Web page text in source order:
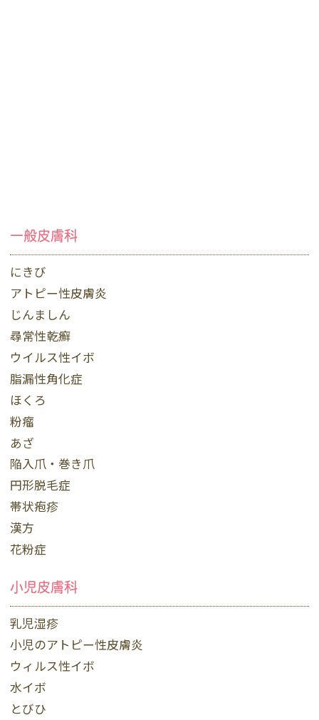
一般皮膚科
にきび
アトピー性皮膚炎
じんましん
尋常性乾癬
ウイルス性イボ
脂漏性角化症
ほくろ
粉瘤
あざ
陥入爪・巻き爪
円形脱毛症
帯状疱疹
漢方
花粉症
小児皮膚科
乳児湿疹
小児のアトピー性皮膚炎
ウィルス性イボ
水イボ
とびひ